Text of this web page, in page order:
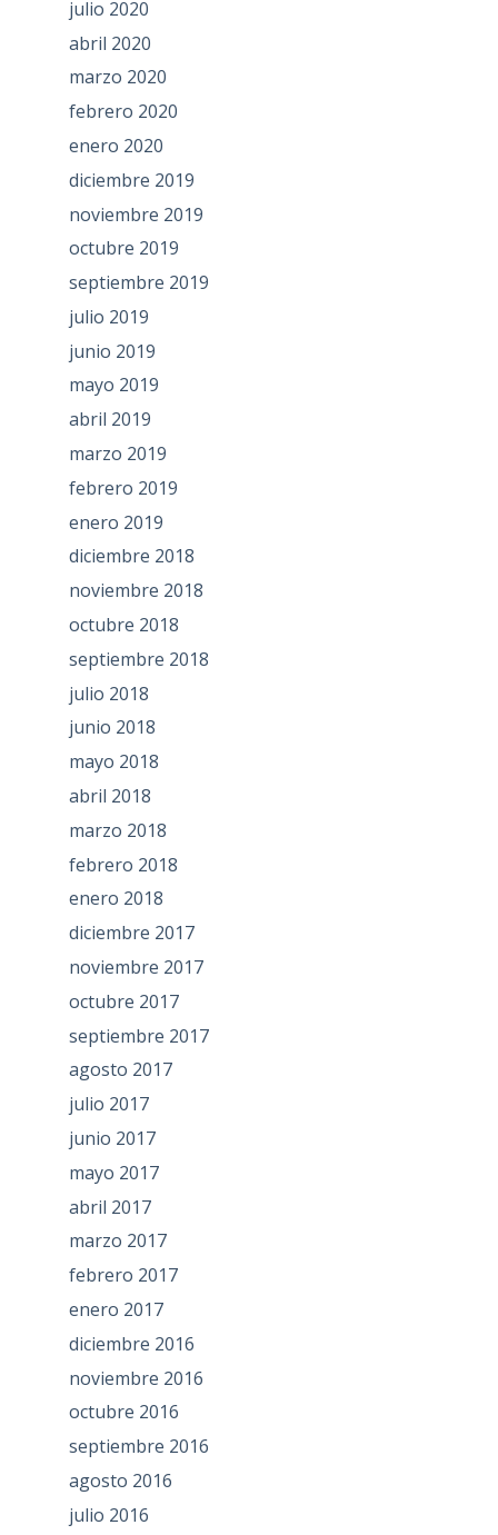
julio 2020
abril 2020
marzo 2020
febrero 2020
enero 2020
diciembre 2019
noviembre 2019
octubre 2019
septiembre 2019
julio 2019
junio 2019
mayo 2019
abril 2019
marzo 2019
febrero 2019
enero 2019
diciembre 2018
noviembre 2018
octubre 2018
septiembre 2018
julio 2018
junio 2018
mayo 2018
abril 2018
marzo 2018
febrero 2018
enero 2018
diciembre 2017
noviembre 2017
octubre 2017
septiembre 2017
agosto 2017
julio 2017
junio 2017
mayo 2017
abril 2017
marzo 2017
febrero 2017
enero 2017
diciembre 2016
noviembre 2016
octubre 2016
septiembre 2016
agosto 2016
julio 2016